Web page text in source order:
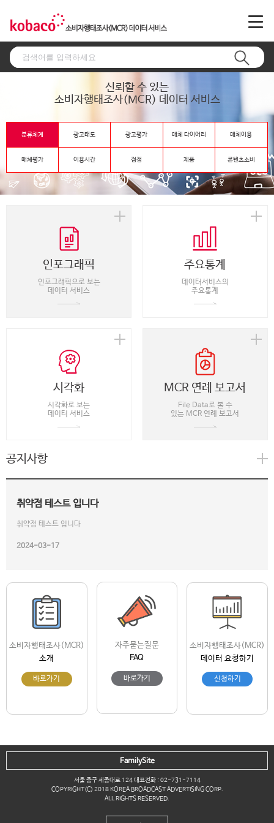
신뢰할 수 있는
소비자행태조사(MCR) 데이터 서비스
분류체계 광고태도 광고평가 매체 다이어리 매체이용
매체평가 이용시간 접점 제품 콘텐츠소비
인포그래픽
인포그래픽으로 보는
데이터 서비스
주요통계
데이터서비스의
주요통계
시각화
시각화로 보는
데이터 서비스
MCR 연례 보고서
File Data로 볼 수
있는 MCR 연례 보고서
공지사항
취약점 테스트 입니다
취약점 테스트 입니다
2024-03-17
소비자행태조사(MCR)
소개
바로가기
자주묻는질문
FAQ
바로가기
소비자행태조사(MCR)
데이터 요청하기
신청하기
서울 중구 세종대로 124 대표전화 : 02-731-7114
COPYRIGHT(C) 2018 KOREA BROADCAST ADVERTISING CORP.
ALL RIGHTS RESERVED.
FamilySite